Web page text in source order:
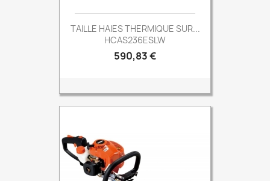
TAILLE HAIES THERMIQUE SUR...
HCAS236ESLW
Prix
590,83 €